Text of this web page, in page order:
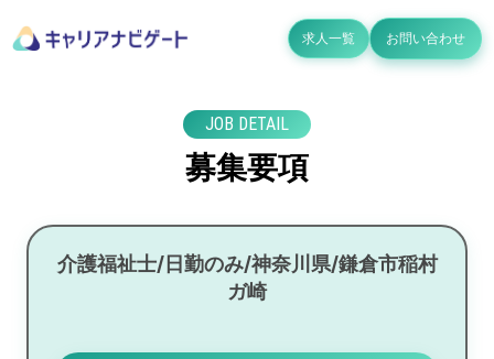
求人一覧 お問い合わせ
JOB DETAIL
募集要項
介護福祉士/日勤のみ/神奈川県/鎌倉市稲村
ガ崎